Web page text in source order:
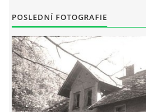
POSLEDNÍ FOTOGRAFIE